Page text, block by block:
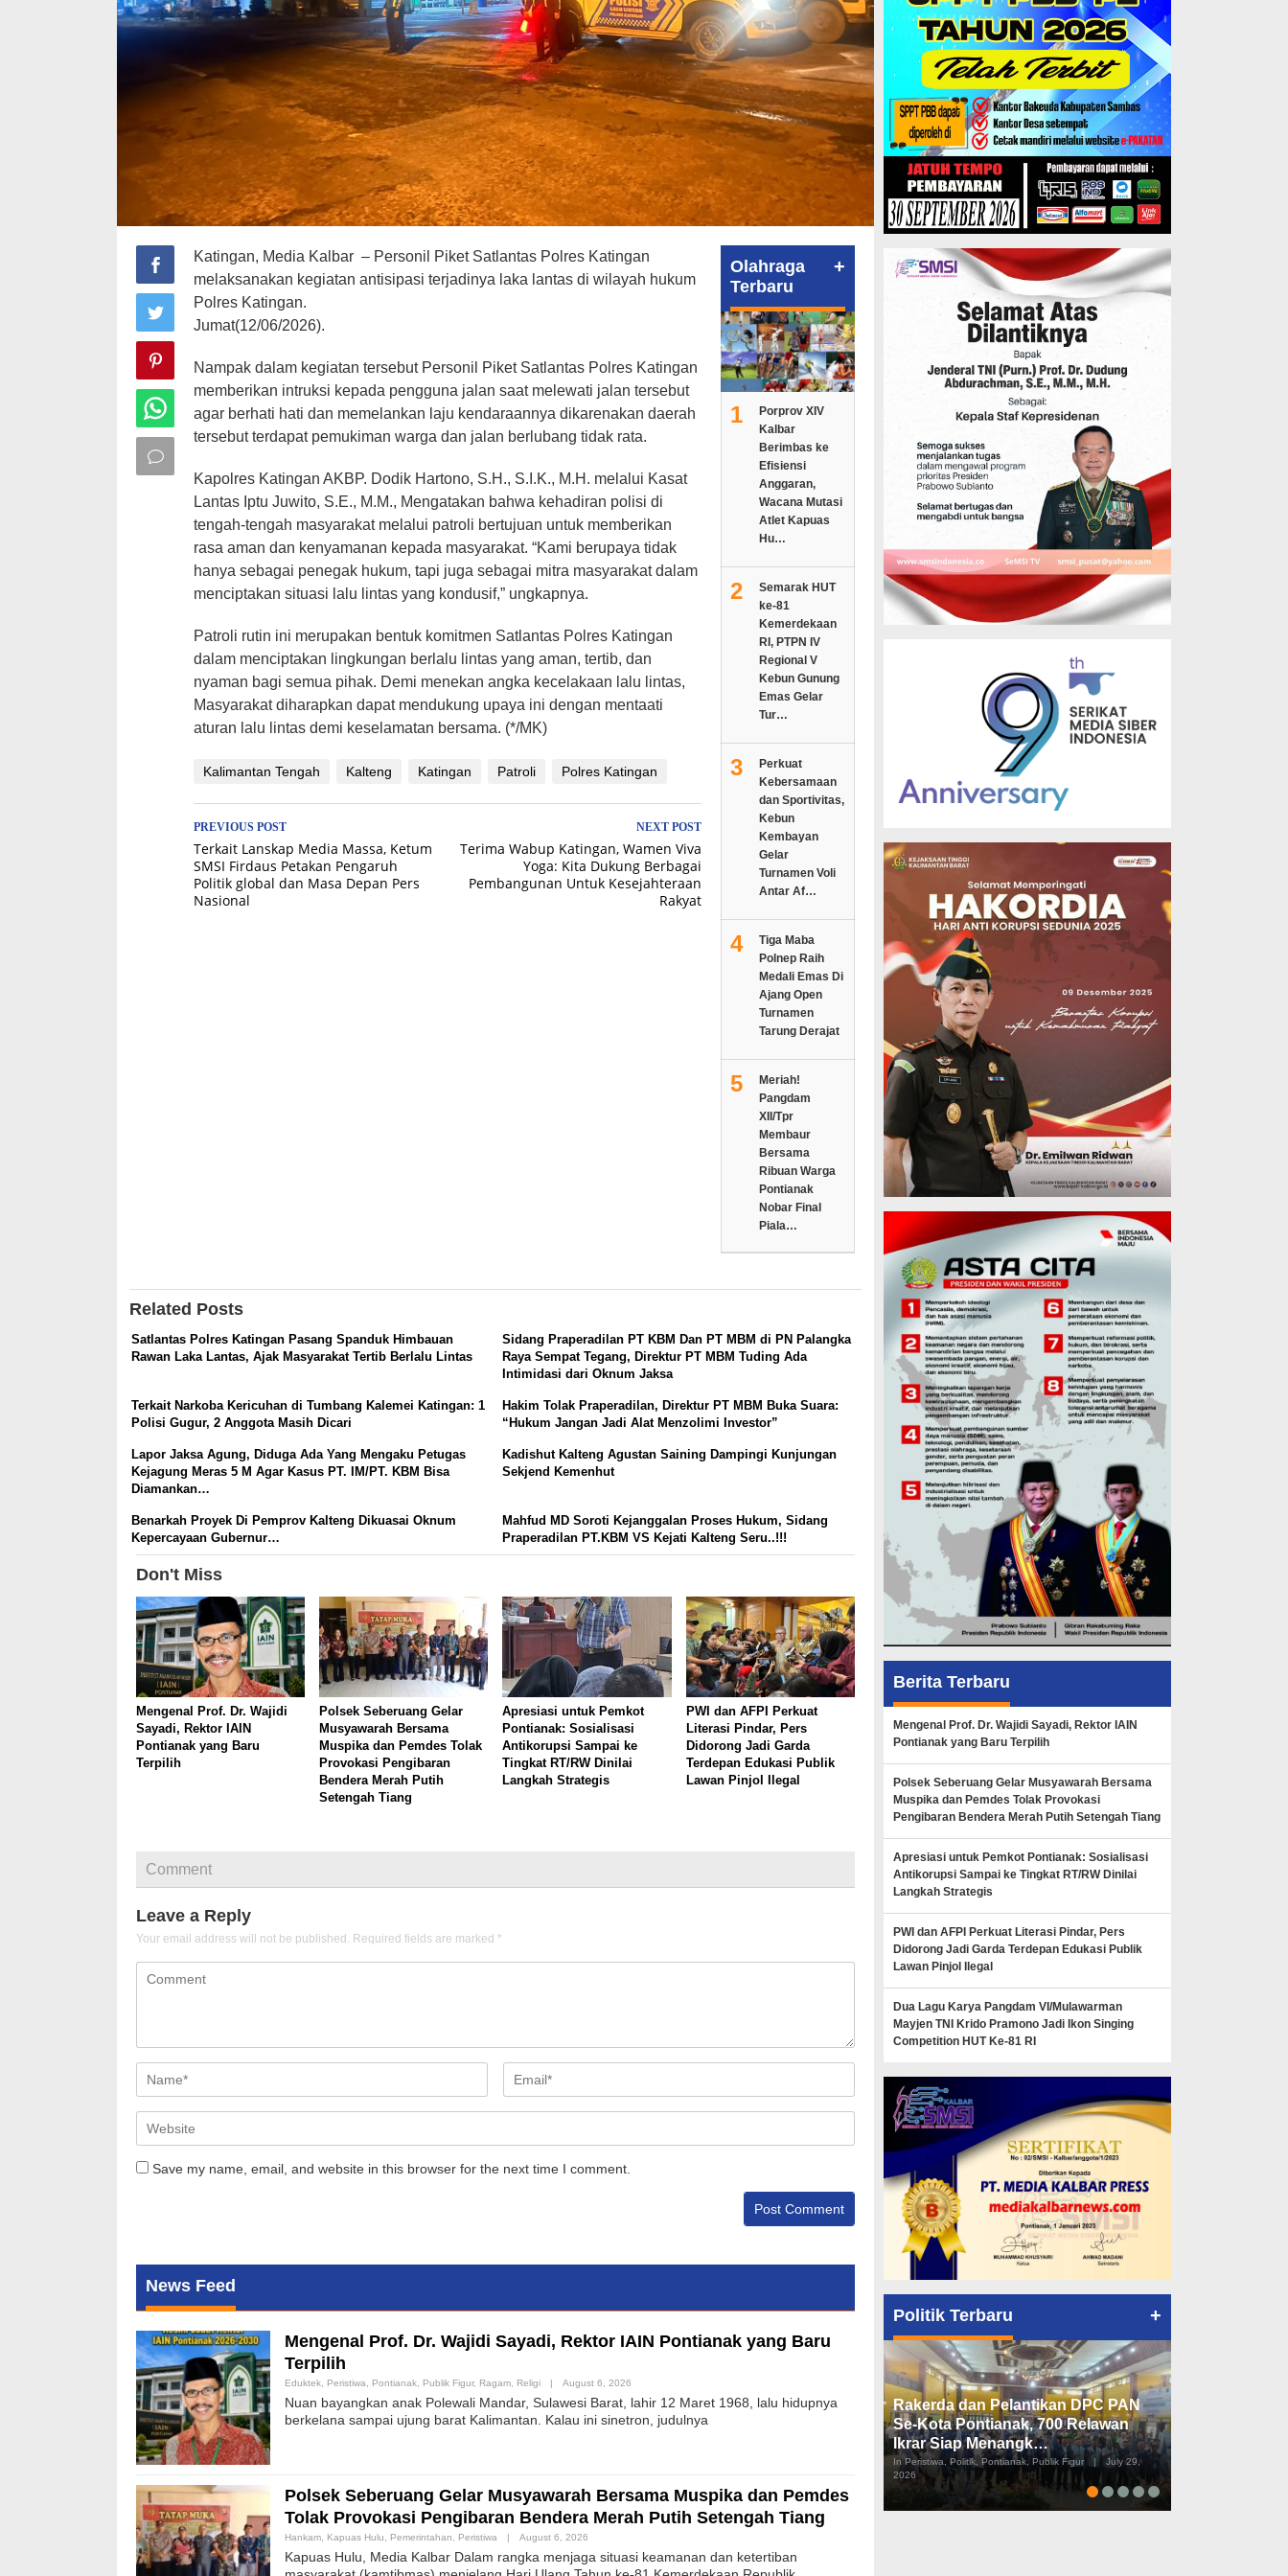
Katingan, Media Kalbar – Personil Piket Satlantas Polres Katingan
melaksanakan kegiatan antisipasi terjadinya laka lantas di wilayah hukum
Polres Katingan.
Jumat(12/06/2026).
Nampak dalam kegiatan tersebut Personil Piket Satlantas Polres Katingan
memberikan intruksi kepada pengguna jalan saat melewati jalan tersebut
agar berhati hati dan memelankan laju kendaraannya dikarenakan daerah
tersebut terdapat pemukiman warga dan jalan berlubang tidak rata.
Kapolres Katingan AKBP. Dodik Hartono, S.H., S.I.K., M.H. melalui Kasat
Lantas Iptu Juwito, S.E., M.M., Mengatakan bahwa kehadiran polisi di
tengah-tengah masyarakat melalui patroli bertujuan untuk memberikan
rasa aman dan kenyamanan kepada masyarakat. “Kami berupaya tidak
hanya sebagai penegak hukum, tapi juga sebagai mitra masyarakat dalam
menciptakan situasi lalu lintas yang kondusif,” ungkapnya.
Patroli rutin ini merupakan bentuk komitmen Satlantas Polres Katingan
dalam menciptakan lingkungan berlalu lintas yang aman, tertib, dan
nyaman bagi semua pihak. Demi menekan angka kecelakaan lalu lintas,
Masyarakat diharapkan dapat mendukung upaya ini dengan mentaati
aturan lalu lintas demi keselamatan bersama. (*/MK)
Kalimantan Tengah Kalteng Katingan Patroli Polres Katingan
Post
navigation
PREVIOUS POST
Terkait Lanskap Media Massa, Ketum
SMSI Firdaus Petakan Pengaruh
Politik global dan Masa Depan Pers
Nasional
NEXT POST
Terima Wabup Katingan, Wamen Viva
Yoga: Kita Dukung Berbagai
Pembangunan Untuk Kesejahteraan
Rakyat
Olahraga
Terbaru
+
1
Porprov XIV
Kalbar
Berimbas ke
Efisiensi
Anggaran,
Wacana Mutasi
Atlet Kapuas
Hu…
2
Semarak HUT
ke-81
Kemerdekaan
RI, PTPN IV
Regional V
Kebun Gunung
Emas Gelar
Tur…
3
Perkuat
Kebersamaan
dan Sportivitas,
Kebun
Kembayan
Gelar
Turnamen Voli
Antar Af…
4
Tiga Maba
Polnep Raih
Medali Emas Di
Ajang Open
Turnamen
Tarung Derajat
5
Meriah!
Pangdam
XII/Tpr
Membaur
Bersama
Ribuan Warga
Pontianak
Nobar Final
Piala…
Related Posts
Satlantas Polres Katingan Pasang Spanduk Himbauan
Rawan Laka Lantas, Ajak Masyarakat Tertib Berlalu Lintas
Sidang Praperadilan PT KBM Dan PT MBM di PN Palangka
Raya Sempat Tegang, Direktur PT MBM Tuding Ada
Intimidasi dari Oknum Jaksa
Terkait Narkoba Kericuhan di Tumbang Kalemei Katingan: 1
Polisi Gugur, 2 Anggota Masih Dicari
Hakim Tolak Praperadilan, Direktur PT MBM Buka Suara:
“Hukum Jangan Jadi Alat Menzolimi Investor”
Lapor Jaksa Agung, Diduga Ada Yang Mengaku Petugas
Kejagung Meras 5 M Agar Kasus PT. IM/PT. KBM Bisa
Diamankan…
Kadishut Kalteng Agustan Saining Dampingi Kunjungan
Sekjend Kemenhut
Benarkah Proyek Di Pemprov Kalteng Dikuasai Oknum
Kepercayaan Gubernur…
Mahfud MD Soroti Kejanggalan Proses Hukum, Sidang
Praperadilan PT.KBM VS Kejati Kalteng Seru..!!!
Don't Miss
Mengenal Prof. Dr. Wajidi
Sayadi, Rektor IAIN
Pontianak yang Baru
Terpilih
Polsek Seberuang Gelar
Musyawarah Bersama
Muspika dan Pemdes Tolak
Provokasi Pengibaran
Bendera Merah Putih
Setengah Tiang
Apresiasi untuk Pemkot
Pontianak: Sosialisasi
Antikorupsi Sampai ke
Tingkat RT/RW Dinilai
Langkah Strategis
PWI dan AFPI Perkuat
Literasi Pindar, Pers
Didorong Jadi Garda
Terdepan Edukasi Publik
Lawan Pinjol Ilegal
Comment
Leave a Reply
Your email address will not be published. Required fields are marked *
Save my name, email, and website in this browser for the next time I comment.
News Feed
Mengenal Prof. Dr. Wajidi Sayadi, Rektor IAIN Pontianak yang Baru
Terpilih
Eduktek Peristiwa Pontianak Publik Figur, Ragam Religi | August 6, 2026
Nuan bayangkan anak Polewali Mandar, Sulawesi Barat, lahir 12 Maret 1968, lalu hidupnya
berkelana sampai ujung barat Kalimantan. Kalau ini sinetron, judulnya
Polsek Seberuang Gelar Musyawarah Bersama Muspika dan Pemdes
Tolak Provokasi Pengibaran Bendera Merah Putih Setengah Tiang
Hankam Kapuas Hulu Pemerintahan Peristiwa | August 6, 2026
Kapuas Hulu, Media Kalbar Dalam rangka menjaga situasi keamanan dan ketertiban
Berita Terbaru
Mengenal Prof. Dr. Wajidi Sayadi, Rektor IAIN
Pontianak yang Baru Terpilih
Polsek Seberuang Gelar Musyawarah Bersama
Muspika dan Pemdes Tolak Provokasi
Pengibaran Bendera Merah Putih Setengah Tiang
Apresiasi untuk Pemkot Pontianak: Sosialisasi
Antikorupsi Sampai ke Tingkat RT/RW Dinilai
Langkah Strategis
PWI dan AFPI Perkuat Literasi Pindar, Pers
Didorong Jadi Garda Terdepan Edukasi Publik
Lawan Pinjol Ilegal
Dua Lagu Karya Pangdam VI/Mulawarman
Mayjen TNI Krido Pramono Jadi Ikon Singing
Competition HUT Ke-81 RI
Politik Terbaru +
Rakerda dan Pelantikan DPC PAN
Se-Kota Pontianak, 700 Relawan
Ikrar Siap Menangk…
In Peristiwa, Politik, Pontianak, Publik Figur |
July 29,
2026